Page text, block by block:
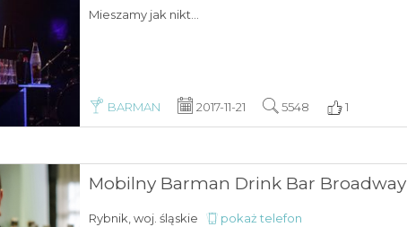
Mieszamy jak nikt...
BARMAN 2017-11-21 5548 1
Mobilny Barman Drink Bar Broadway
Rybnik, woj. śląskie pokaż telefon